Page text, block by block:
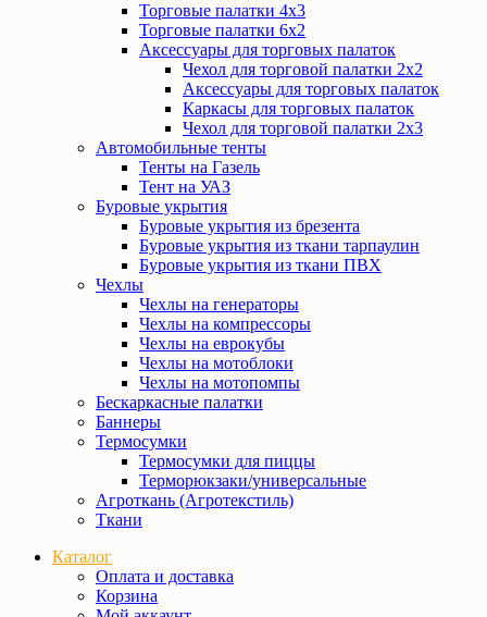
Торговые палатки 4х3
Торговые палатки 6х2
Аксессуары для торговых палаток
Чехол для торговой палатки 2х2
Аксессуары для торговых палаток
Каркасы для торговых палаток
Чехол для торговой палатки 2х3
Автомобильные тенты
Тенты на Газель
Тент на УАЗ
Буровые укрытия
Буровые укрытия из брезента
Буровые укрытия из ткани тарпаулин
Буровые укрытия из ткани ПВХ
Чехлы
Чехлы на генераторы
Чехлы на компрессоры
Чехлы на еврокубы
Чехлы на мотоблоки
Чехлы на мотопомпы
Бескаркасные палатки
Баннеры
Термосумки
Термосумки для пиццы
Терморюкзаки/универсальные
Агроткань (Агротекстиль)
Ткани
Каталог
Оплата и доставка
Корзина